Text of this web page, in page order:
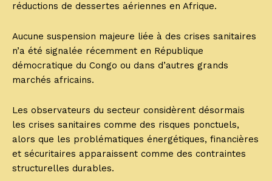
réductions de dessertes aériennes en Afrique.
Aucune suspension majeure liée à des crises sanitaires
n’a été signalée récemment en République
démocratique du Congo ou dans d’autres grands
marchés africains.
Les observateurs du secteur considèrent désormais
les crises sanitaires comme des risques ponctuels,
alors que les problématiques énergétiques, financières
et sécuritaires apparaissent comme des contraintes
structurelles durables.